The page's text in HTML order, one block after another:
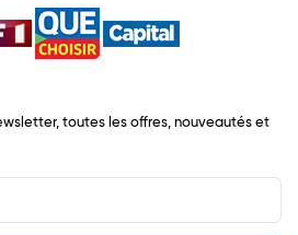
toutes les offres, nouveautés et